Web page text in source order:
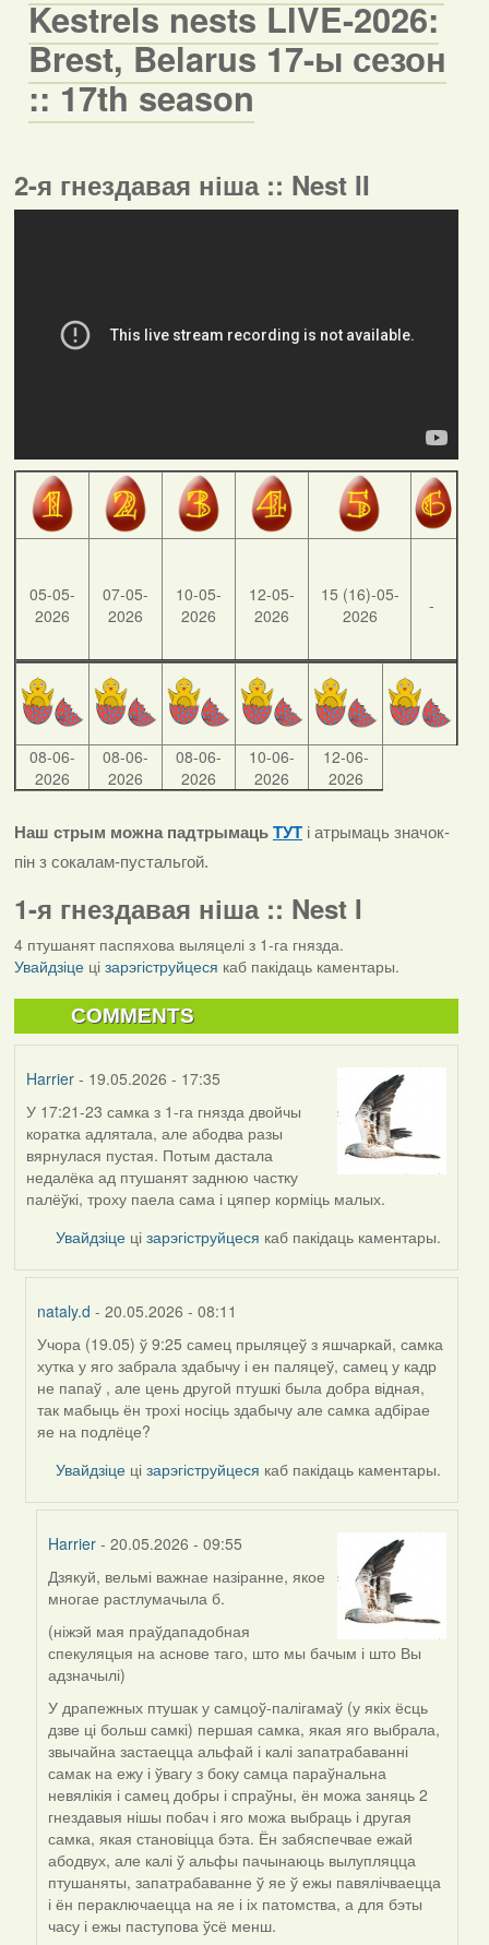
Kestrels nests LIVE-2026:
Brest, Belarus 17-ы сезон
:: 17th season
2-я гнездавая ніша :: Nest II
05-05-
2026
07-05-
2026
10-05-
2026
12-05-
2026
15 (16)-05-
2026
-
08-06-
2026
08-06-
2026
08-06-
2026
10-06-
2026
12-06-
2026
Наш стрым можна падтрымаць ТУТ і атрымаць значок-
пін з сокалам-пустальгой.
1-я гнездавая ніша :: Nest I
4 птушанят паспяхова выляцелі з 1-га гнязда.
Увайдзіцеці зарэгіструйцеся каб пакідаць каментары.
COMMENTS
Harrier- 19.05.2026 - 17:35
У 17:21-23 самка з 1-га гнязда двойчы
коратка адлятала, але абодва разы
вярнулася пустая. Потым дастала
недалёка ад птушанят заднюю частку
палёўкі, троху паела сама і цяпер корміць малых.
Увайдзіце цізарэгіструйцеся каб пакідаць каментары.
nataly.d - 20.05.2026 - 08:11
In
reply
to
by
Harrier
Учора (19.05) ў 9:25 самец прыляцеў з яшчаркай, самка
хутка у яго забрала здабычу і ен паляцеў, самец у кадр
не папаў , але цень другой птушкі была добра відная,
так мабыць ён трохі носіць здабычу але самка адбірае
яе на подлёце?
Увайдзіце цізарэгіструйцеся каб пакідаць каментары.
Harrier - 20.05.2026 - 09:55
In
reply
to
by
nataly.d
Дзякуй, вельмі важнае назіранне, якое
многае растлумачыла б.
(ніжэй мая праўдападобная
спекуляцыя на аснове таго, што мы бачым і што Вы
адзначылі)
У драпежных птушак у самцоў-палігамаў (у якіх ёсць
дзве ці больш самкі) першая самка, якая яго выбрала,
звычайна застаецца альфай і калі запатрабаванні
самак на ежу і ўвагу з боку самца параўнальна
невялікія і самец добры і спраўны, ён можа заняць 2
гнездавыя нішы побач і яго можа выбраць і другая
самка, якая становіцца бэта. Ён забяспечвае ежай
абодвух, але калі ў альфы пачынаюць вылупляцца
птушаняты, запатрабаванне ў яе ў ежы павялічваецца
і ён пераключаецца на яе і іх патомства, а для бэты
часу і ежы паступова ўсё менш.